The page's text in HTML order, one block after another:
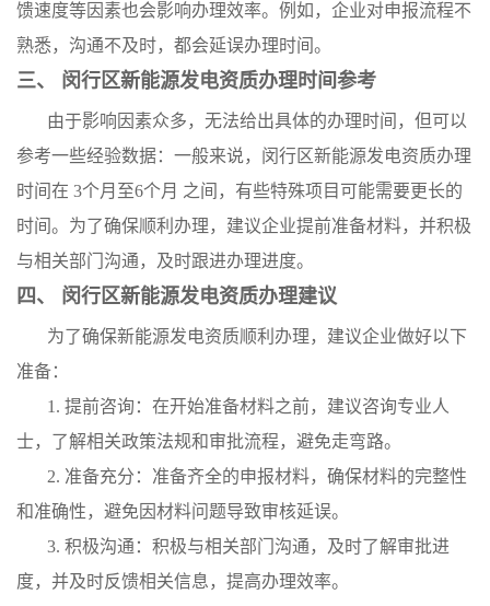
馈速度等因素也会影响办理效率。例如，企业对申报流程不
熟悉，沟通不及时，都会延误办理时间。
三、 闵行区新能源发电资质办理时间参考
由于影响因素众多，无法给出具体的办理时间，但可以
参考一些经验数据：一般来说，闵行区新能源发电资质办理
时间在 3个月至6个月 之间，有些特殊项目可能需要更长的
时间。为了确保顺利办理，建议企业提前准备材料，并积极
与相关部门沟通，及时跟进办理进度。
四、 闵行区新能源发电资质办理建议
为了确保新能源发电资质顺利办理，建议企业做好以下
准备：
1. 提前咨询：在开始准备材料之前，建议咨询专业人
士，了解相关政策法规和审批流程，避免走弯路。
2. 准备充分：准备齐全的申报材料，确保材料的完整性
和准确性，避免因材料问题导致审核延误。
3. 积极沟通：积极与相关部门沟通，及时了解审批进
度，并及时反馈相关信息，提高办理效率。